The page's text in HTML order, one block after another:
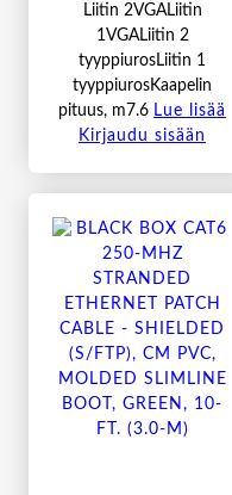
Liitin 2VGALiitin
1VGALiitin 2
tyyppiurosLiitin 1
tyyppiurosKaapelin
pituus, m7.6 Lue lisää
Kirjaudu sisään